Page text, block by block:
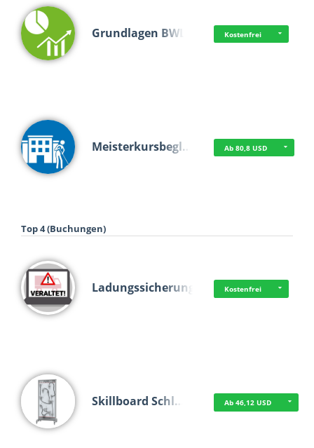
Grundlagen BWL Kostenfrei
Meisterkursbegl… Ab 80,8 USD
Top 4 (Buchungen)
Ladungssicherung Kostenfrei
Skillboard Schl… Ab 46,12 USD